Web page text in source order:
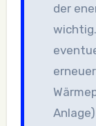
der